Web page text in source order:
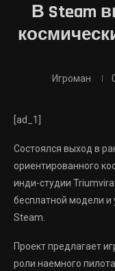
В Steam
Игроман
[ad_1]
Состоялся выход в
ориентированного
инди-студии
бесплатной модели
Steam.
Проект предлагает
роли наемного